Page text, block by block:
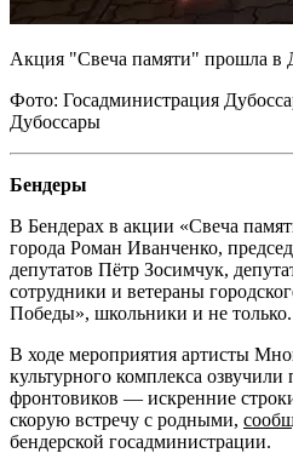
Акция "Свеча памяти" прошла в
Фото: Госадминистрация
Дубоссары
Бендеры
В Бендерах в акции «Свеча
города Роман Иванченко,
депутатов Пётр Зосимчук,
сотрудники и ветераны
Победы», школьники и не только.
В ходе мероприятия артисты
культурного комплекса
фронтовиков — искренние
скорую встречу с родными,
бендерской госадминистрации.